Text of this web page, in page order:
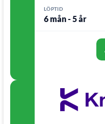
LÖPTID
6 mån - 5 år